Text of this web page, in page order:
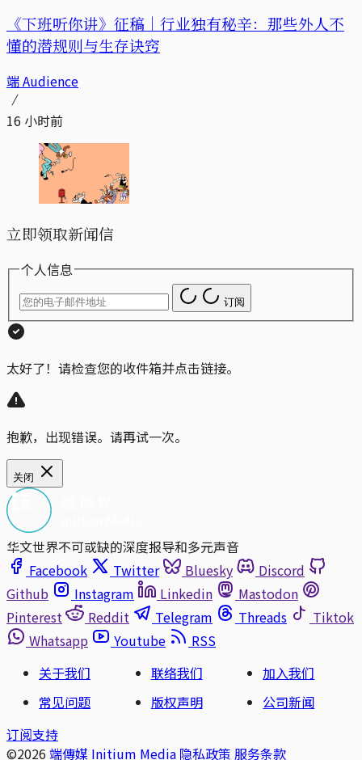
《下班听你讲》征稿｜行业独有秘辛：那些外人不
懂的潜规则与生存诀窍
端 Audience
16 小时前
立即领取新闻信
个人信息
订阅
太好了！请检查您的收件箱并点击链接。
抱歉，出现错误。请再试一次。
关闭
华文世界不可或缺的深度报导和多元声音
Facebook
Twitter Bluesky
Discord
Github
Instagram Linkedin
Mastodon
Pinterest
Reddit Telegram Threads
Tiktok
Whatsapp
Youtube
RSS
关于我们
联络我们
加入我们
常见问题
版权声明
公司新闻
订阅支持
©2026 端傳媒 Initium Media 隐私政策 服务条款